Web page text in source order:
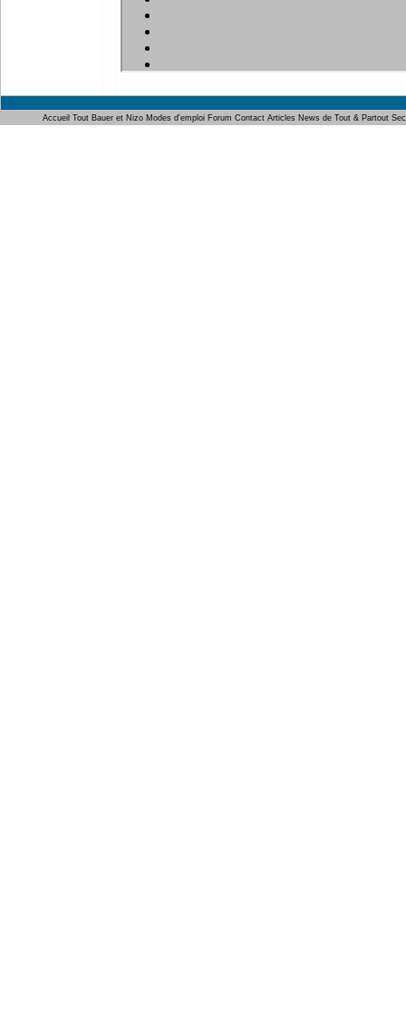
Accueil Tout Bauer et Nizo Modes d'emploi Forum Contact Articles News de Tout & Partout